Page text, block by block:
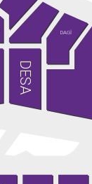
DAGİ
DESA